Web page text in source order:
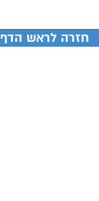
חזרה לראש הדף